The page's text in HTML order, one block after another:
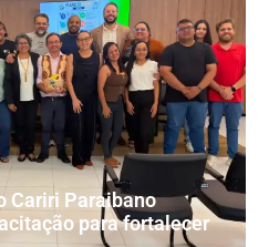
Cariri Paraibano
para fortalecer